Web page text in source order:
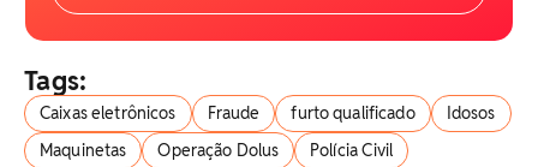
Tags:
Caixas eletrônicos Fraude furto qualificado
Idosos
Maquinetas
Operação Dolus
Polícia Civil